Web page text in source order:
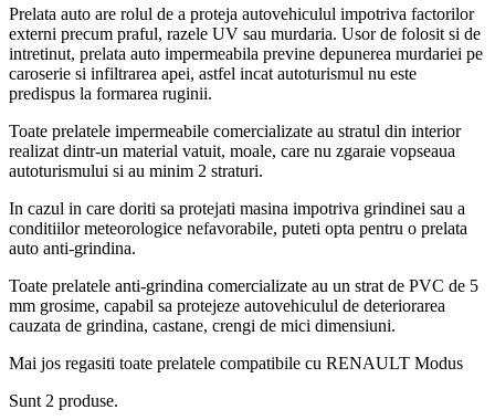
Prelata auto are rolul de a proteja autovehiculul impotriva factorilor
externi precum praful, razele UV sau murdaria. Usor de folosit si de
intretinut, prelata auto impermeabila previne depunerea murdariei pe
caroserie si infiltrarea apei, astfel incat autoturismul nu este
predispus la formarea ruginii.
Toate prelatele impermeabile comercializate au stratul din interior
realizat dintr-un material vatuit, moale, care nu zgaraie vopseaua
autoturismului si au minim 2 straturi.
In cazul in care doriti sa protejati masina impotriva grindinei sau a
conditiilor meteorologice nefavorabile, puteti opta pentru o prelata
auto anti-grindina.
Toate prelatele anti-grindina comercializate au un strat de PVC de 5
mm grosime, capabil sa protejeze autovehiculul de deteriorarea
cauzata de grindina, castane, crengi de mici dimensiuni.
Mai jos regasiti toate prelatele compatibile cu RENAULT Modus
Sunt 2 produse.